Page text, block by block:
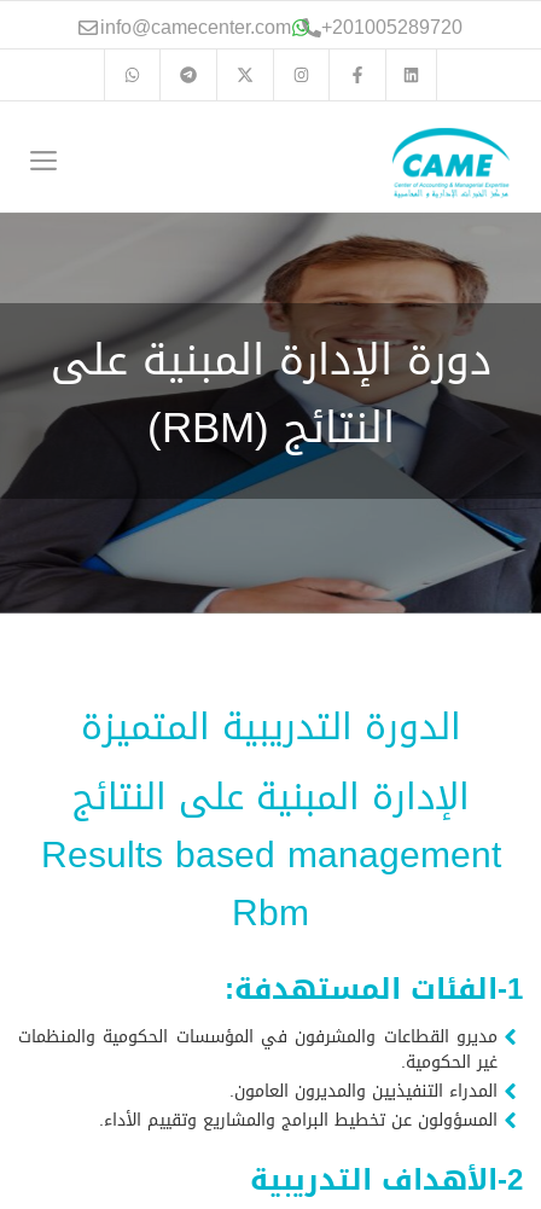
انتقل
إلى 201005289720
+
info@camecenter.com
دورة الإدارة المبنية على
النتائج (RBM)
الدورة التدريبية المتميزة
الإدارة المبنية على النتائج
Results based management
Rbm
1-الفئات المستهدفة:
مديرو القطاعات والمشرفون في المؤسسات الحكومية والمنظمات
غير الحكومية.
المدراء التنفيذيين والمديرون العامون.
المسؤولون عن تخطيط البرامج والمشاريع وتقييم الأداء.
2-الأهداف التدريبية